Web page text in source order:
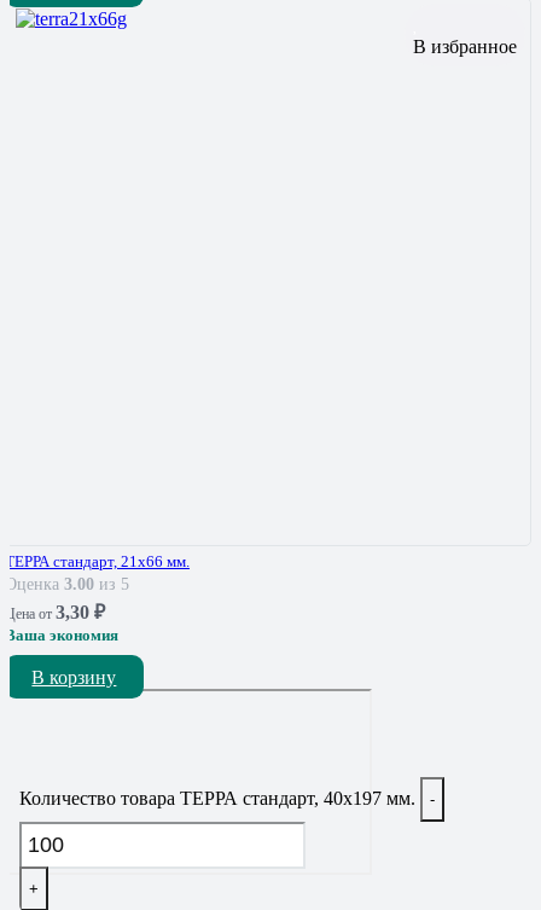
Количество товара ТЕРРА стандарт, 40х197 мм. -
+
В избранное
ТЕРРА стандарт, 21х66 мм.
Оценка 3.00 из 5
Цена от 3,30 ₽
Ваша экономия
В корзину